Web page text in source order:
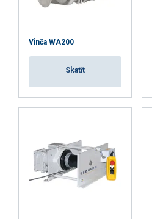
Vinča WA200
Skatīt